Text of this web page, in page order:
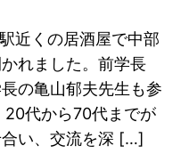
近くの居酒屋で中部
れました。前学長
の亀山郁夫先生も参
代から70代までが
合い、交流を深 […]